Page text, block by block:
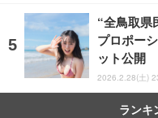
“全鳥取県
プロポー
ット公開
2026.2.28(土)
ランキ